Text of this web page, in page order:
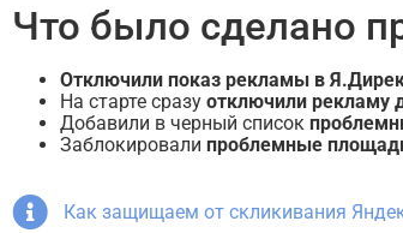
Что было сделано
Отключили показ рекламы в
На старте сразу отключили рекламу
Добавили в черный список
Заблокировали проблемные
Как защищаем от скликивания